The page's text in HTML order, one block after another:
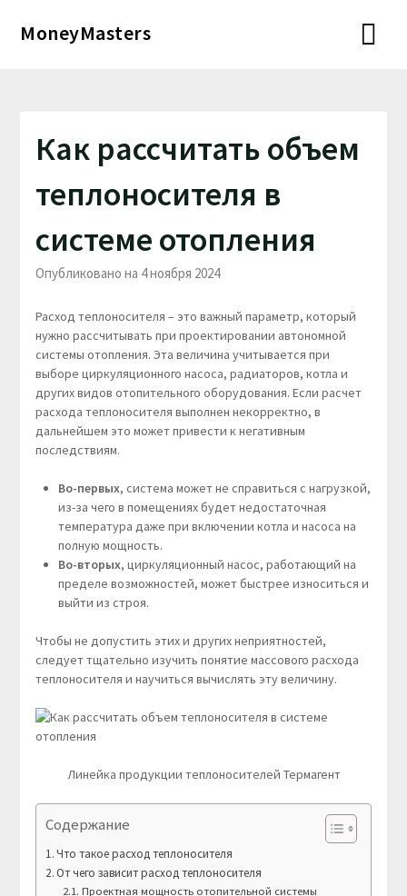
MoneyMasters
Как рассчитать объем
теплоносителя в
системе отопления
Опубликовано на 4 ноября 2024
Расход теплоносителя – это важный параметр, который
нужно рассчитывать при проектировании автономной
системы отопления. Эта величина учитывается при
выборе циркуляционного насоса, радиаторов, котла и
других видов отопительного оборудования. Если расчет
расхода теплоносителя выполнен некорректно, в
дальнейшем это может привести к негативным
последствиям.
Во-первых, система может не справиться с нагрузкой,
из-за чего в помещениях будет недостаточная
температура даже при включении котла и насоса на
полную мощность.
Во-вторых, циркуляционный насос, работающий на
пределе возможностей, может быстрее износиться и
выйти из строя.
Чтобы не допустить этих и других неприятностей,
следует тщательно изучить понятие массового расхода
теплоносителя и научиться вычислять эту величину.
Линейка продукции теплоносителей Термагент
Содержание
Что такое расход теплоносителя
От чего зависит расход теплоносителя
Проектная мощность отопительной системы